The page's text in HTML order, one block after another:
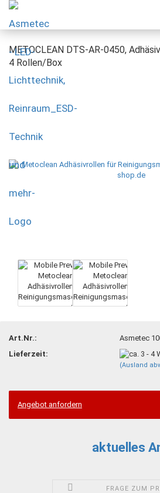
METOCLEAN DTS-AR-0450,
4 Rollen/Box
Art.Nr.:
Asmetec
Lieferzeit:
(Ausland
Angebot anfordern
aktuelles
FRAGE ZUM